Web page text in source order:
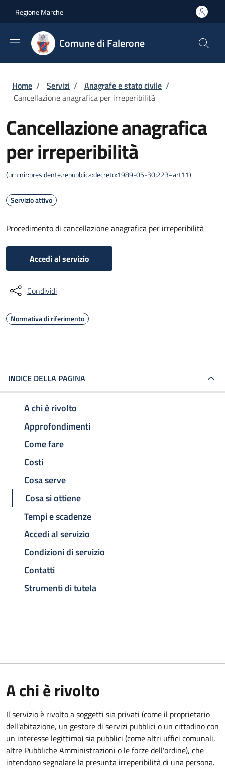
Regione Marche
Comune di Falerone
Briciole di pane
Home / Servizi / Anagrafe e stato civile /
Cancellazione anagrafica per irreperibilità
Cancellazione anagrafica
per irreperibilità
(urn:nir:presidente.repubblica:decreto:1989-05-30;223~art11)
Servizio attivo
Procedimento di cancellazione anagrafica per irreperibilità
Accedi al servizio
Condividi
Normativa di riferimento
INDICE DELLA PAGINA
A chi è rivolto
Approfondimenti
Come fare
Costi
Cosa serve
Cosa si ottiene
Tempi e scadenze
Accedi al servizio
Condizioni di servizio
Contatti
Strumenti di tutela
A chi è rivolto
Il servizio è rivolto a soggetti sia privati (come il proprietario
dell'abitazione, un gestore di servizi pubblici o un cittadino con
un interesse legittimo) sia pubblici (come altri uffici comunali,
altre Pubbliche Amministrazioni o le forze dell'ordine), che
intendono segnalare la presunta irreperibilità di una persona.